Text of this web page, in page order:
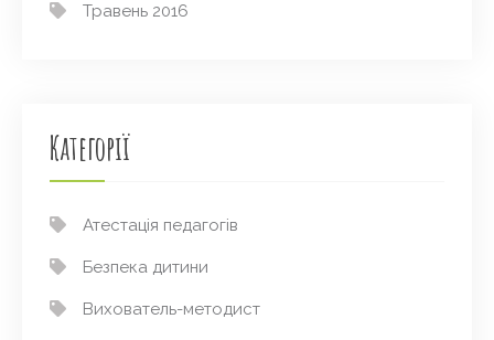
Травень 2016
Категорії
Атестація педагогів
Безпека дитини
Вихователь-методист